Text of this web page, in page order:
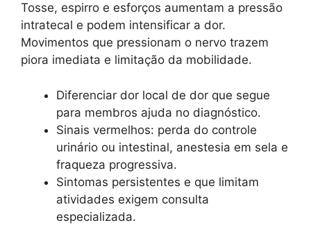
Tosse, espirro e esforços aumentam a pressão
intratecal e podem intensificar a dor.
Movimentos que pressionam o nervo trazem
piora imediata e limitação da mobilidade.
Diferenciar dor local de dor que segue
para membros ajuda no diagnóstico.
Sinais vermelhos: perda do controle
urinário ou intestinal, anestesia em sela e
fraqueza progressiva.
Sintomas persistentes e que limitam
atividades exigem consulta
especializada.